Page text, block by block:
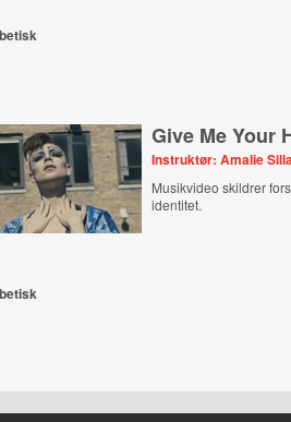
Give Me Your
Instruktør: Amalie
Musikvideo skildrer
identitet.